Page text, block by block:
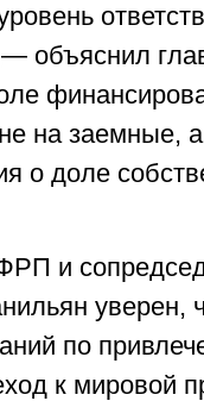
объяснил
на заемные,
о доле
и
уверен,
по
к мировой